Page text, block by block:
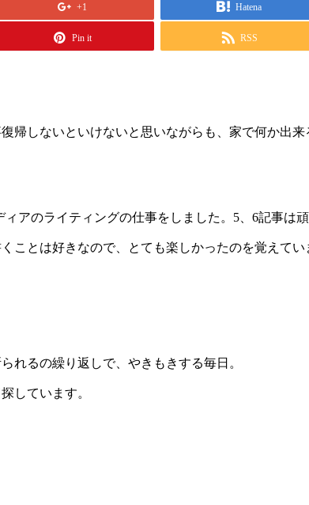
+1 Hatena
Pin it RSS
帰しないといけないと思いながらも、家で何か出来
アのライティングの仕事をしました。5、6記事は
ことは好きなので、とても楽しかったのを覚えてい
れるの繰り返しで、やきもきする毎日。
しています。